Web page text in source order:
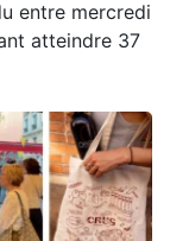
entre mercredi
atteindre 37